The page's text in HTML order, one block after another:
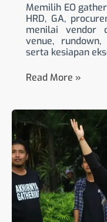
Memilih EO
HRD, GA,
menilai vendor
venue,
serta kesiapan
Read More »
Paket
Gathering
di
Puncak
2026:
Harga
dan
13
Rekomendasi
Tempat